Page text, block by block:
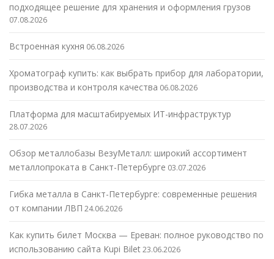
подходящее решение для хранения и оформления грузов
07.08.2026
Встроенная кухня 06.08.2026
Хроматограф купить: как выбрать прибор для лаборатории,
производства и контроля качества 06.08.2026
Платформа для масштабируемых ИТ-инфраструктур
28.07.2026
Обзор металлобазы ВезуМеталл: широкий ассортимент
металлопроката в Санкт-Петербурге 03.07.2026
Гибка металла в Санкт-Петербурге: современные решения
от компании ЛВП 24.06.2026
Как купить билет Москва — Ереван: полное руководство по
использованию сайта Kupi Bilet23.06.2026